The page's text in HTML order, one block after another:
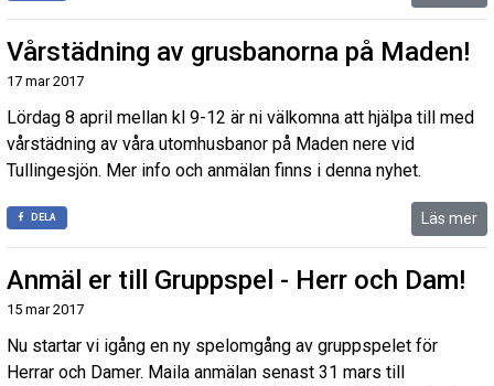
Vårstädning av grusbanorna på Maden!
17 mar 2017
Lördag 8 april mellan kl 9-12 är ni välkomna att hjälpa till med
vårstädning av våra utomhusbanor på Maden nere vid
Tullingesjön. Mer info och anmälan finns i denna nyhet.
DELA Läs mer
Anmäl er till Gruppspel - Herr och Dam!
15 mar 2017
Nu startar vi igång en ny spelomgång av gruppspelet för
Herrar och Damer. Maila anmälan senast 31 mars till